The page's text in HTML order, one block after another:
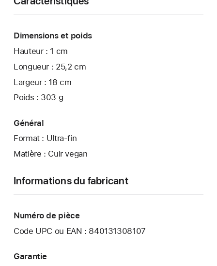
Dimensions et poids
Hauteur : 1 cm
Longueur : 25,2 cm
Largeur : 18 cm
Poids : 303 g
Général
Format : Ultra-fin
Matière : Cuir vegan
Informations du fabricant
Numéro de pièce
Code UPC ou EAN : 840131308107
Garantie